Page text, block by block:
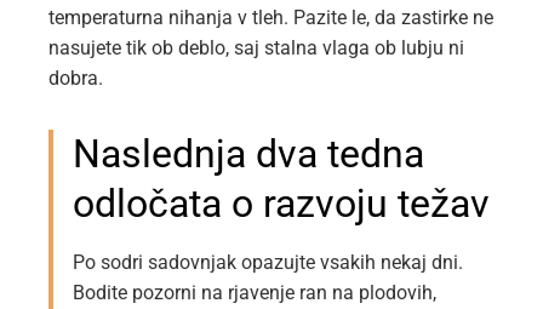
temperaturna nihanja v tleh. Pazite le, da zastirke ne
nasujete tik ob deblo, saj stalna vlaga ob lubju ni
dobra.
Naslednja dva tedna
odločata o razvoju težav
Po sodri sadovnjak opazujte vsakih nekaj dni.
Bodite pozorni na rjavenje ran na plodovih,